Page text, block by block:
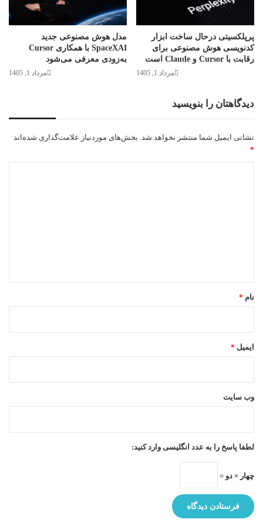
مدل هوش مصنوعی جدید
SpaceXAI با همکاری Cursor
به‌زودی معرفی می‌شود
مرداد 1, 1405
پرپلکسیتی درحال ساخت ابزار
کدنویسی هوش مصنوعی برای
رقابت با Cursor و Claude است
مرداد 1, 1405
دیدگاهتان را بنویسید
نشانی ایمیل شما منتشر نخواهد شد. بخش‌های موردنیاز علامت‌گذاری شده‌اند
*
نام *
ایمیل *
وب‌ سایت
لطفا پاسخ را به عدد انگلیسی وارد کنید:
چهار × دو =